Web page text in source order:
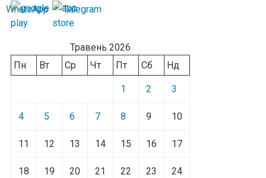
Травень 2026
Пн
Вт Ср Чт Пт Сб Нд
1 2 3
4 5 6 7 8 9 10
11 12 13 14 15 16 17
18 19 20 21 22 23 24